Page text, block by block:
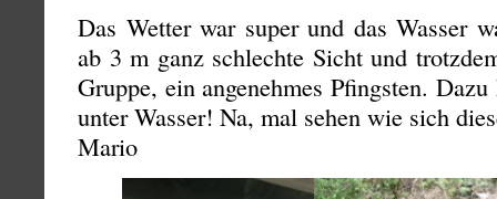
Das Wetter war super und das Wasser
ab 3 m ganz schlechte Sicht und
Gruppe, ein angenehmes Pfingsten.
unter Wasser! Na, mal sehen wie sich
Mario